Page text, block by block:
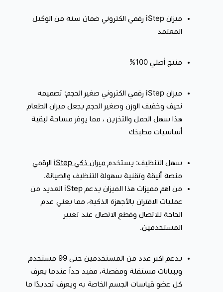
مما يسمح لك بإدارة حسابات العديد من الأشخاص حتى في
منزلك أو مكتبك أو صالة الألعاب الرياضية من أجل إعداد أهداف
على تحليل كامل لصحتك ولياقتك وهو أمر هام لإدارة خطط
النظام الغذائي وتنظيم التمارين الرياضية واكتساب الوزن أو
فقدان الوزن بأمان أو حتى تغيير عاداتك، كما يمكنك مراقبة
صحة طفلك بشكل منتظم ومراقبة نموه.
مصمم لتسجيل وعرض تحليل تكوين الجسم وتغيرات الوزن،
ومزامنة البيانات مع هاتفك الذكي لتتابع أهدافك فيما يخص
حالتك الصحية ووزنك بدقة وراحة وموثوقية. يمكن أيضًا توصيل
ميزان قياس نسبة الدهون بهاتفك الذكي بنظام اي او اس أو
يسمح لك التطبيق بمشاهدة التقدم وحفظ التغيرات بشكل
يومي ، أسبوعي ، شهري ، سنوي .
تحليل كامل للجسم: 15 مؤشر لتحليل بيانات الجسم، نوع
ميزان iStep رقمي الكتروني ضمان سنة من الوكيل
المعتمد
منتج أصلي 100%
ميزان iStep رقمي الكتروني صغير الحجم: تصميمه
نحيف وخفيف الوزن وصغير الحجم يجعل ميزان الطعام
هذا سهل الحمل والتخزين ، مما يوفر مساحة لبقية
أساسيات مطبخك
سهل التنظيف: يستخدم ميزان ذكي iStep
الرقمي
منصة أنيقة وتقنية سهولة التنظيف والصيانة.
من اهم مميزات هذا الميزان يدعم iStep العديد من
عمليات الاقتران بالأجهزة الذكية، مما يعني عدم
الحاجة للاتصال وقطع الاتصال عند تغيير
المستخدمين.
يدعم اكبر عدد من المستخدمين حتى 99 مستخدم
وببيانات مستقلة ومفصلة، مفيد جداً عندما يعرف
كل عضو قياسات الجسم الخاصة به ويعرف تحديدًا ما